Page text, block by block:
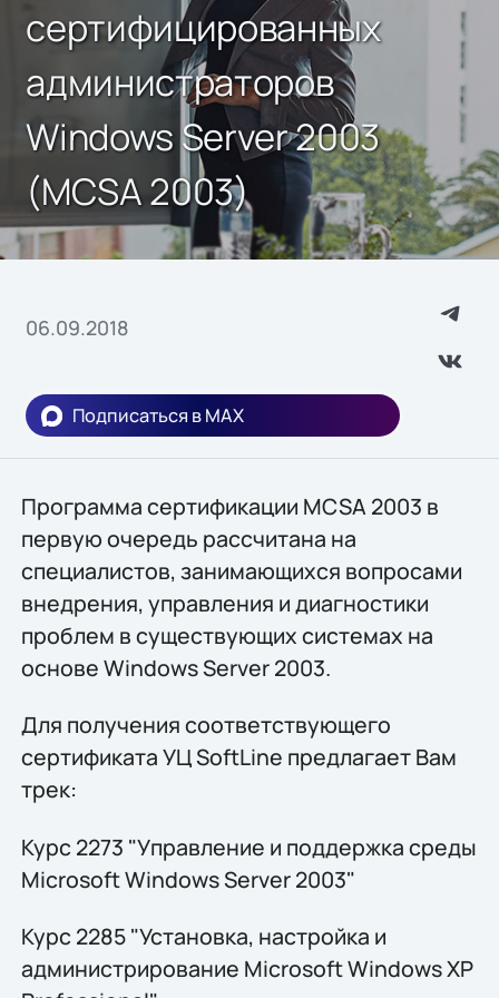
сертифицированных
администраторов
Windows Server 2003
(MCSA 2003)
06.09.2018
Подписаться в MAX
Программа сертификации MCSA 2003 в
первую очередь рассчитана на
специалистов, занимающихся вопросами
внедрения, управления и диагностики
проблем в существующих системах на
основе Windows Server 2003.
Для получения соответствующего
сертификата УЦ SoftLine предлагает Вам
трек:
Курс 2273 "Управление и поддержка среды
Microsoft Windows Server 2003"
Курс 2285 "Установка, настройка и
администрирование Microsoft Windows XP